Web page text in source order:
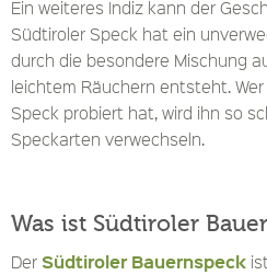
Ein weiteres Indiz kann der
Südtiroler Speck hat ein
durch die besondere Mischung
leichtem Räuchern entsteht.
Speck probiert hat, wird ihn so
Speckarten verwechseln.
Was ist Südtiroler
Der Südtiroler Bauernspeck